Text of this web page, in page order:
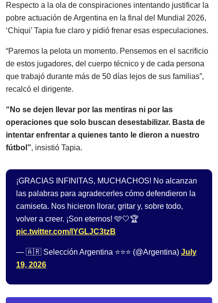
Respecto a la ola de conspiraciones intentando justificar la
pobre actuación de Argentina en la final del Mundial 2026,
‘Chiqui’ Tapia fue claro y pidió frenar esas especulaciones.
“Paremos la pelota un momento. Pensemos en el sacrificio
de estos jugadores, del cuerpo técnico y de cada persona
que trabajó durante más de 50 días lejos de sus familias”,
recalcó el dirigente.
“No se dejen llevar por las mentiras ni por las
operaciones que solo buscan desestabilizar. Basta de
intentar enfrentar a quienes tanto le dieron a nuestro
fútbol”, insistió Tapia.
¡GRACIAS INFINITAS, MUCHACHOS! No alcanzan
las palabras para agradecerles cómo defendieron la
camiseta. Nos hicieron llorar, gritar y, sobre todo,
volver a creer. ¡Son eternos! 🩵🤍🏆
pic.twitter.com/lYGLJC3tzB
— 🇦🇷 Selección Argentina ⭐⭐⭐ (@Argentina) July
19, 2026